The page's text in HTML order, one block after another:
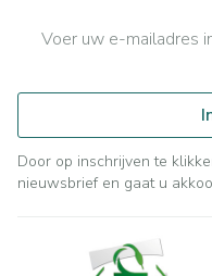
Door op inschrijven te
nieuwsbrief en gaat u